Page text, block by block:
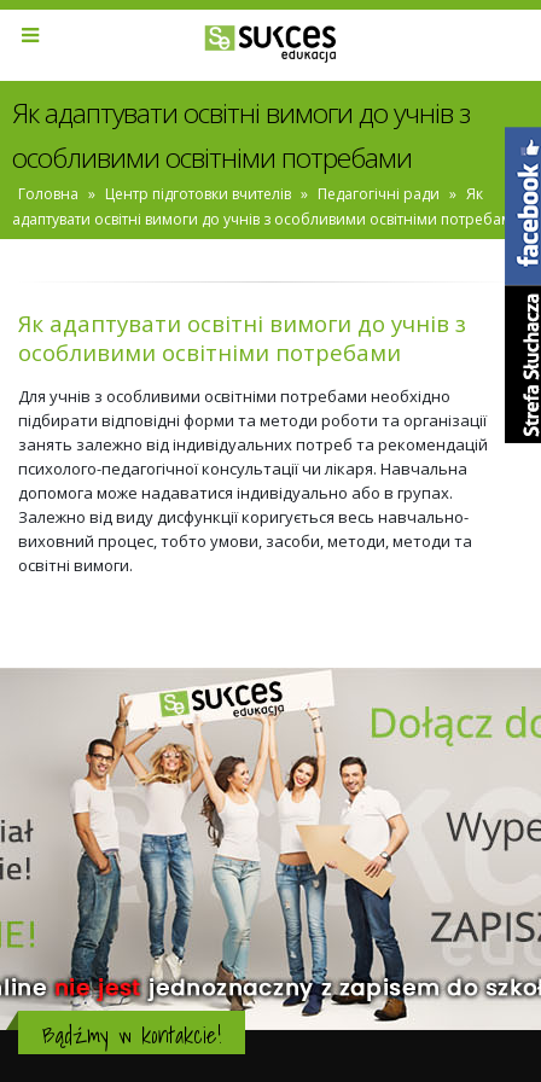
Як адаптувати освітні вимоги до учнів з
особливими освітніми потребами
Головна » Центр підготовки вчителів » Педагогічні ради » Як
адаптувати освітні вимоги до учнів з особливими освітніми потребами
Як адаптувати освітні вимоги до учнів з
особливими освітніми потребами
Для учнів з особливими освітніми потребами необхідно
підбирати відповідні форми та методи роботи та організації
занять залежно від індивідуальних потреб та рекомендацій
психолого-педагогічної консультації чи лікаря. Навчальна
допомога може надаватися індивідуально або в групах.
Залежно від виду дисфункції коригується весь навчально-
виховний процес, тобто умови, засоби, методи, методи та
освітні вимоги.
Bądźmy w kontakcie!